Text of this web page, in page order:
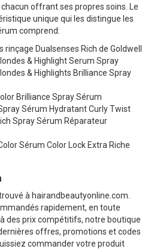
offrant ses propres soins. Le
unique qui les distingue les
comprend:
Dualsenses Rich de Goldwell
& Highlight Serum Spray
& Highlights Brilliance Spray
Brilliance Spray Sérum
Sérum Hydratant Curly Twist
Spray Sérum Réparateur
Sérum Color Lock Extra Riche
à hairandbeautyonline.com.
rapidement, en toute
des prix compétitifs, notre boutique
offres, promotions et codes
commander votre produit